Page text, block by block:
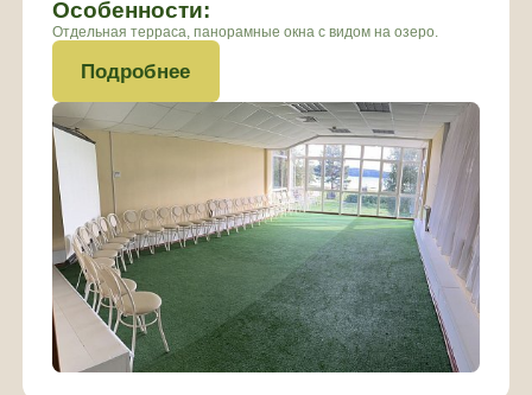
Подробнее
УЧЕБНЫЕ КЛАССЫ
Для чего:
Подходят для лекций, тренингов
Вместимость: